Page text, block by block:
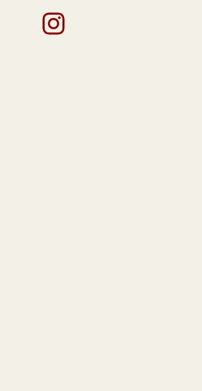
Instagram